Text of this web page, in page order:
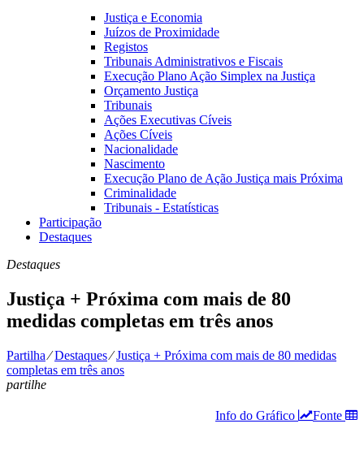
Justiça e Economia
Juízos de Proximidade
Registos
Tribunais Administrativos e Fiscais
Execução Plano Ação Simplex na Justiça
Orçamento Justiça
Tribunais
Ações Executivas Cíveis
Ações Cíveis
Nacionalidade
Nascimento
Execução Plano de Ação Justiça mais Próxima
Criminalidade
Tribunais - Estatísticas
Participação
Destaques
Destaques
Justiça + Próxima com mais de 80
medidas completas em três anos
Partilha⁄Destaques⁄Justiça + Próxima com mais de 80 medidas
completas em três anos
partilhe
Fonte
Info do Gráfico